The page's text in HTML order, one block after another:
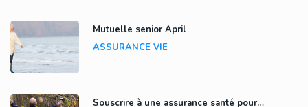
Mutuelle senior April
ASSURANCE VIE
Souscrire à une assurance santé pour…